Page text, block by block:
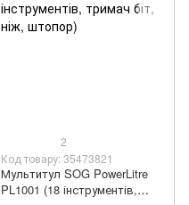
2
Код товару: 35473821
Мультитул SOG PowerLitre
PL1001 (18 інструментів,